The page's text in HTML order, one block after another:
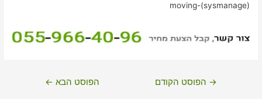
moving-(sysmanage)
ניווט→ הפוסט הקודם הפוסט הבא ←